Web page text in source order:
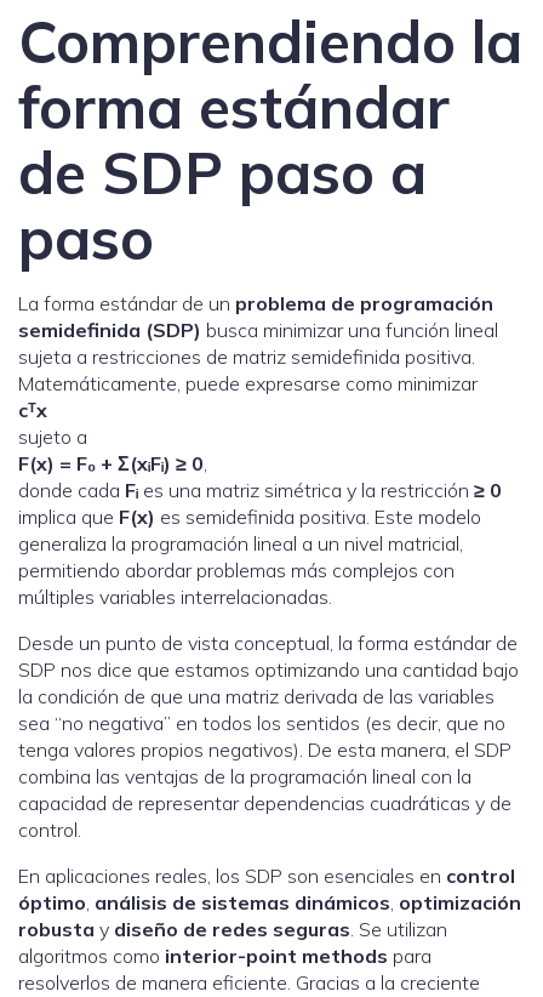
Comprendiendo la
forma estándar
de SDP paso a
paso
La forma estándar de un problema de programación
semidefinida (SDP) busca minimizar una función lineal
sujeta a restricciones de matriz semidefinida positiva.
Matemáticamente, puede expresarse como minimizar
cᵀx
sujeto a
F(x) = F₀ + Σ(xᵢFᵢ) ≥ 0,
donde cada Fᵢ es una matriz simétrica y la restricción ≥ 0
implica que F(x) es semidefinida positiva. Este modelo
generaliza la programación lineal a un nivel matricial,
permitiendo abordar problemas más complejos con
múltiples variables interrelacionadas.
Desde un punto de vista conceptual, la forma estándar de
SDP nos dice que estamos optimizando una cantidad bajo
la condición de que una matriz derivada de las variables
sea “no negativa” en todos los sentidos (es decir, que no
tenga valores propios negativos). De esta manera, el SDP
combina las ventajas de la programación lineal con la
capacidad de representar dependencias cuadráticas y de
control.
En aplicaciones reales, los SDP son esenciales en control
óptimo, análisis de sistemas dinámicos, optimización
robusta y diseño de redes seguras. Se utilizan
algoritmos como interior-point methods para
resolverlos de manera eficiente. Gracias a la creciente